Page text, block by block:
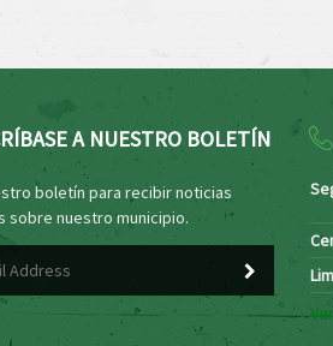
A NUESTRO BOLETÍN
boletín para recibir noticias
sobre nuestro municipio.